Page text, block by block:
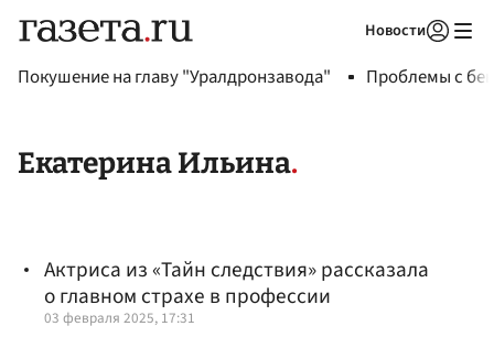
Новости
Покушение на главу "Уралдронзавода" Проблемы с
Екатерина Ильина
Актриса из «Тайн следствия» рассказала
о главном страхе в профессии
03 февраля 2025, 17:31